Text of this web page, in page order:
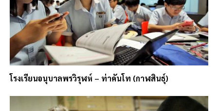
โรงเรียนอนุบาลพรวิรุฬห์ – ท่าคันโท (กาฬสินธุ์)